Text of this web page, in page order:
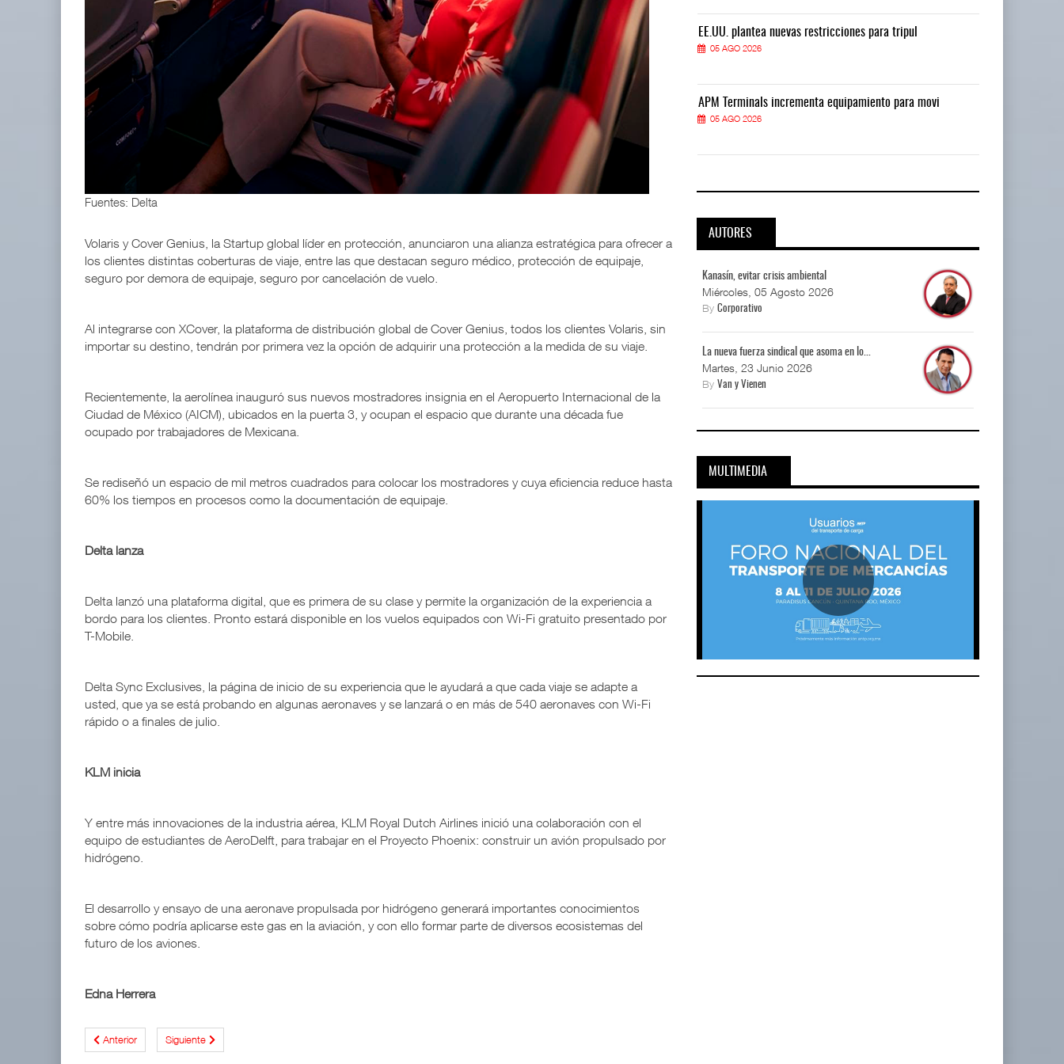
Fuentes: Delta
Volaris y Cover Genius, la Startup global líder en protección, anunciaron una alianza estratégica para ofrecer a
los clientes distintas coberturas de viaje, entre las que destacan seguro médico, protección de equipaje,
seguro por demora de equipaje, seguro por cancelación de vuelo.
Al integrarse con XCover, la plataforma de distribución global de Cover Genius, todos los clientes Volaris, sin
importar su destino, tendrán por primera vez la opción de adquirir una protección a la medida de su viaje.
Recientemente, la aerolínea inauguró sus nuevos mostradores insignia en el Aeropuerto Internacional de la
Ciudad de México (AICM), ubicados en la puerta 3, y ocupan el espacio que durante una década fue
ocupado por trabajadores de Mexicana.
Se rediseñó un espacio de mil metros cuadrados para colocar los mostradores y cuya eficiencia reduce hasta
60% los tiempos en procesos como la documentación de equipaje.
Delta lanza
Delta lanzó una plataforma digital, que es primera de su clase y permite la organización de la experiencia a
bordo para los clientes. Pronto estará disponible en los vuelos equipados con Wi-Fi gratuito presentado por
T-Mobile.
Delta Sync Exclusives, la página de inicio de su experiencia que le ayudará a que cada viaje se adapte a
usted, que ya se está probando en algunas aeronaves y se lanzará o en más de 540 aeronaves con Wi-Fi
rápido o a finales de julio.
KLM inicia
Y entre más innovaciones de la industria aérea, KLM Royal Dutch Airlines inició una colaboración con el
equipo de estudiantes de AeroDelft, para trabajar en el Proyecto Phoenix: construir un avión propulsado por
hidrógeno.
El desarrollo y ensayo de una aeronave propulsada por hidrógeno generará importantes conocimientos
sobre cómo podría aplicarse este gas en la aviación, y con ello formar parte de diversos ecosistemas del
futuro de los aviones.
Edna Herrera
Anterior Siguiente
EE.UU. plantea nuevas restricciones para tripul
05 AGO 2026
APM Terminals incrementa equipamiento para movi
05 AGO 2026
EE.UU. plantea nuevas restricciones para tripul
05 AGO 2026
APM Terminals incrementa equipamiento para movi
05 AGO 2026
EE.UU. plantea nuevas restricciones para tripul
05 AGO 2026
APM Terminals incrementa equipamiento para movi
05 AGO 2026
AUTORES
Kanasín, evitar crisis ambiental
Miércoles, 05 Agosto 2026
ByCorporativo
La nueva fuerza sindical que asoma en lo...
Martes, 23 Junio 2026
ByVan y Vienen
MULTIMEDIA